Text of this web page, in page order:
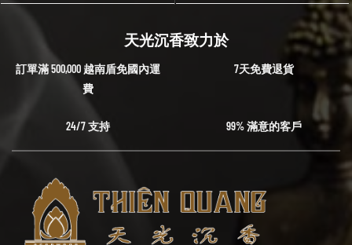
天光沉香致力於
訂單滿 500,000 越南盾免國內運
費
7天免費退貨
24/7 支持 99% 滿意的客戶